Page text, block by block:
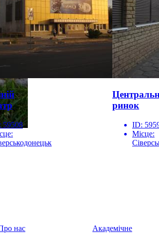
59508
ринок
ID:
Місце:
нас Академічне